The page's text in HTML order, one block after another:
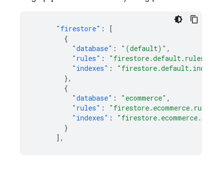
"firestore" :
[
{
"database" : "(default)" ,
"rules" : "firestore.default.rules"
"indexes" :
},
{
"database" : "ecommerce" ,
"rules" : "firestore.ecommerce.rules"
"indexes" :
}
],